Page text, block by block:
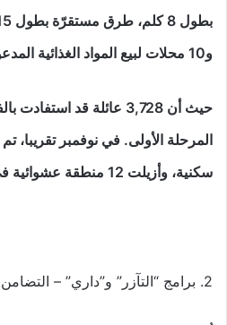
و10 محلات لبيع المواد الغذائية المدعومة
حيث أن 3,728 عائلة قد
سكنية، وأزيلت 12 منطقة عشوائية في جنوب نواكشوط
2. برامج “التآزر” و”داري” – التضامن والإسكان الاجتماعي